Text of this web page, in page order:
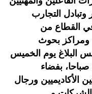
التجارب
القطاع من
بحوث
البلاغ يوم الخميس
صباحا، بفضاء
الأكاديميين ورجال